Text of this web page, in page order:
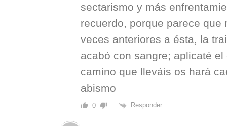
sectarismo y más
recuerdo, porque parece que
veces anteriores a ésta, la
acabó con sangre; aplicaté
camino que lleváis os hará
abismo
0 Responder